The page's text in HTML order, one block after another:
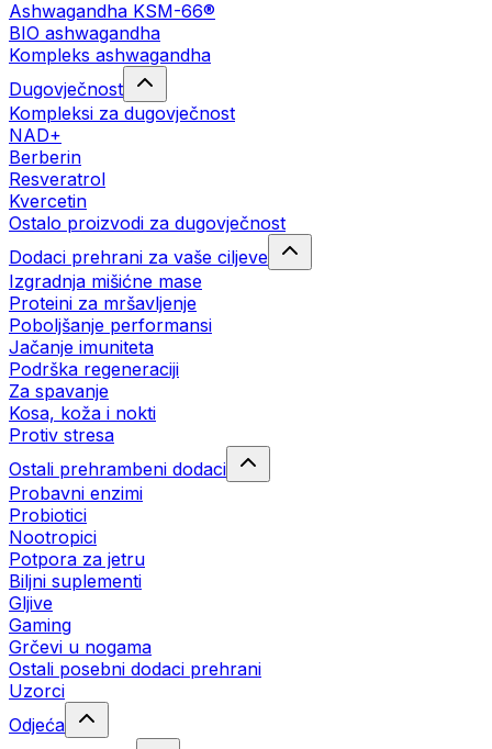
Ashwagandha KSM-66®
BIO ashwagandha
Kompleks ashwagandha
Dugovječnost
Kompleksi za dugovječnost
NAD+
Berberin
Resveratrol
Kvercetin
Ostalo proizvodi za dugovječnost
Dodaci prehrani za vaše ciljeve
Izgradnja mišićne mase
Proteini za mršavljenje
Poboljšanje performansi
Jačanje imuniteta
Podrška regeneraciji
Za spavanje
Kosa, koža i nokti
Protiv stresa
Ostali prehrambeni dodaci
Probavni enzimi
Probiotici
Nootropici
Potpora za jetru
Biljni suplementi
Gljive
Gaming
Grčevi u nogama
Ostali posebni dodaci prehrani
Uzorci
Odjeća